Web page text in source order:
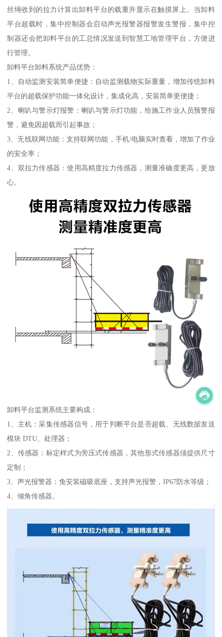
丝绳收到的拉力计算出卸料平台的载重并显示在触摸屏上。当卸料
平台超载时，集中控制器会启动声光报警器报警发生警报，集中控
制器还会把卸料平台的工总情况发送到智慧工地管理平台，方便进
行管理。
卸料平台卸料系统产品优势：
1、自动监测安装简单便捷：自动监测载物实际重量，增加传统卸料
平台的超载保护功能一体化设计，集成化高，安装简单更便捷；
2、喇叭与警示灯报警：喇叭与警示灯功能，给施工作业人员预警报
警，避免因超载而引起事故；
3、无线联网功能：支持联网功能，手机/电脑实时查看，增加了作业
的安全率；
4、双拉力传感器：使用高精度拉力传感器，测量准确度更高，更放
心。
卸料平台监测系统主要构成：
1、主机：采集传感器信号，用于判断平台是否超载、无线数据发送
模块 DTU、处理器；
2、传感器：标定样式为旁压式传感器，其他形式传感器须提供尺寸
定制；
3、声光报警器：免安装磁吸底座，支持声光报警，IP67防水等级；
4、倾角传感器。